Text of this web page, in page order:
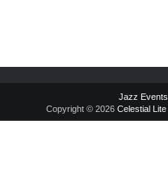
Jazz Events
Copyright © 2026 Celestial Lite